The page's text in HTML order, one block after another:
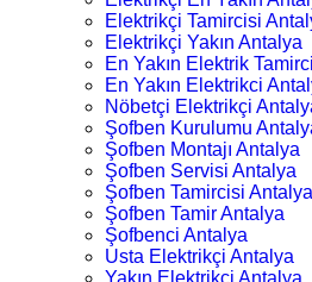
Elektrikçi Tamircisi
Elektrikçi Yakın Antalya
En Yakın Elektrik
En Yakın Elektrikci
Nöbetçi Elektrikçi
Şofben Kurulumu
Şofben Montajı Antalya
Şofben Servisi Antalya
Şofben Tamircisi Antalya
Şofben Tamir Antalya
Şofbenci Antalya
Usta Elektrikçi Antalya